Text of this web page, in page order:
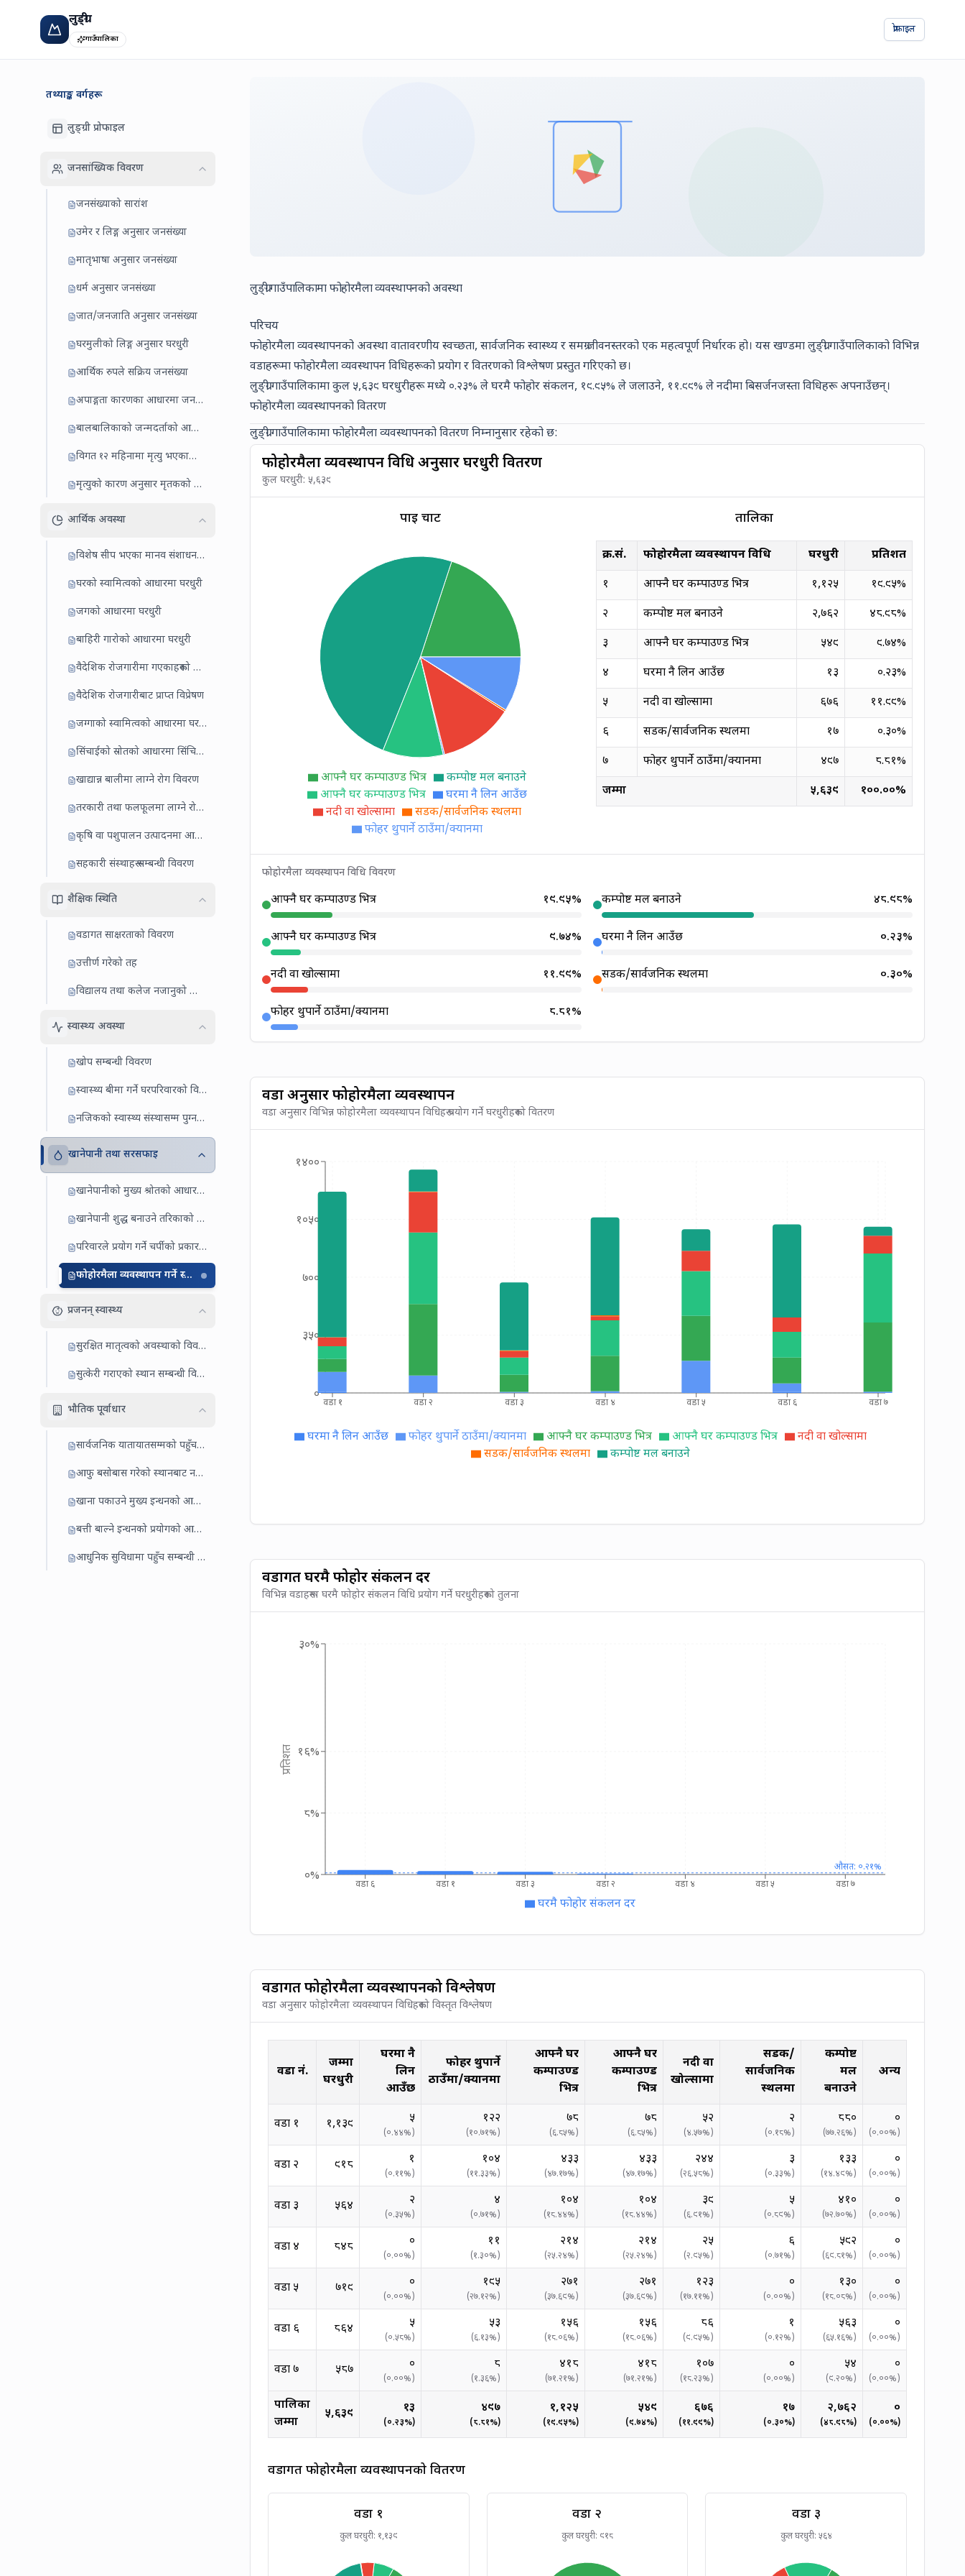
लुङ्ग्री
गाउँपालिका
प्रोफाइल
तथ्याङ्क वर्गहरू
लुङ्ग्री प्रोफाइल
जनसांख्यिक विवरण
जनसंख्याको सारांश
उमेर र लिङ्ग अनुसार जनसंख्या
मातृभाषा अनुसार जनसंख्या
धर्म अनुसार जनसंख्या
जात/जनजाति अनुसार जनसंख्या
घरमुलीको लिङ्ग अनुसार घरधुरी
आर्थिक रुपले सक्रिय जनसंख्या
अपाङ्गता कारणका आधारमा जनसंख्या
बालबालिकाको जन्मदर्ताको आधारमा जनसंख्या
विगत १२ महिनामा मृत्यु भएकाको विवरण
मृत्युको कारण अनुसार मृतकको संख्या
आर्थिक अवस्था
विशेष सीप भएका मानव संशाधनको विवरण
घरको स्वामित्वको आधारमा घरधुरी
जगको आधारमा घरधुरी
बाहिरी गारोको आधारमा घरधुरी
वैदेशिक रोजगारीमा गएकाहरूको विवरण
वैदेशिक रोजगारीबाट प्राप्त विप्रेषण
जग्गाको स्वामित्वको आधारमा घरधुरी
सिंचाईको स्रोतको आधारमा सिंचित जमिन
खाद्यान्न बालीमा लाग्ने रोग विवरण
तरकारी तथा फलफूलमा लाग्ने रोग/किरा
कृषि वा पशुपालन उत्पादनमा आबद्ध घरधुरी
सहकारी संस्थाहरू सम्बन्धी विवरण
शैक्षिक स्थिति
वडागत साक्षरताको विवरण
उत्तीर्ण गरेको तह
विद्यालय तथा कलेज नजानुको कारण
स्वास्थ्य अवस्था
खोप सम्बन्धी विवरण
स्वास्थ्य बीमा गर्ने घरपरिवारको विवरण
नजिकको स्वास्थ्य संस्थासम्म पुग्न लाग्ने समय
खानेपानी तथा सरसफाइ
खानेपानीको मुख्य श्रोतको आधारमा घरधुरी
खानेपानी शुद्ध बनाउने तरिकाको आधारमा घरधुरी
परिवारले प्रयोग गर्ने चर्पीको प्रकारका आधारमा घरधुरी
फोहोरमैला व्यवस्थापन गर्ने स्थानको आधारमा घरधुरी
प्रजनन् स्वास्थ्य
सुरक्षित मातृत्वको अवस्थाको विवरण
सुत्केरी गराएको स्थान सम्बन्धी विवरण
भौतिक पूर्वाधार
सार्वजनिक यातायातसम्मको पहुँचको अवस्था
आफु बसोबास गरेको स्थानबाट नजिकका बजार केन्द्रसम्म लाग्ने अनुमानित समय
खाना पकाउने मुख्य इन्धनको आधारमा घरधुरी
बत्ती बाल्ने इन्धनको प्रयोगको आधारमा
आधुनिक सुविधामा पहुँच सम्बन्धी विवरण
लुङ्ग्री गाउँपालिकामा फोहोरमैला व्यवस्थापनको अवस्था
परिचय
फोहोरमैला व्यवस्थापनको अवस्था वातावरणीय स्वच्छता, सार्वजनिक स्वास्थ्य र समग्र जीवनस्तरको एक महत्वपूर्ण निर्धारक हो। यस खण्डमा लुङ्ग्री गाउँपालिकाको विभिन्न
वडाहरूमा फोहोरमैला व्यवस्थापन विधिहरूको प्रयोग र वितरणको विश्लेषण प्रस्तुत गरिएको छ।
लुङ्ग्री गाउँपालिकामा कुल ५,६३९ घरधुरीहरू मध्ये ०.२३% ले घरमै फोहोर संकलन, १९.९५% ले जलाउने, ११.९९% ले नदीमा बिसर्जनजस्ता विधिहरू अपनाउँछन्।
फोहोरमैला व्यवस्थापनको वितरण
लुङ्ग्री गाउँपालिकामा फोहोरमैला व्यवस्थापनको वितरण निम्नानुसार रहेको छ:
फोहोरमैला व्यवस्थापन विधि अनुसार घरधुरी वितरण
कुल घरधुरी: ५,६३९
पाई चार्ट
आफ्नै घर कम्पाउण्ड भित्र
कम्पोष्ट मल बनाउने
आफ्नै घर कम्पाउण्ड भित्र
घरमा नै लिन आउँछ
नदी वा खोल्सामा
सडक/सार्वजनिक स्थलमा
फोहर थुपार्ने ठाउँमा/क्यानमा
तालिका
क्र.सं. फोहोरमैला व्यवस्थापन विधि घरधुरी
प्रतिशत
१
आफ्नै घर कम्पाउण्ड भित्र १,१२५ १९.९५%
२
कम्पोष्ट मल बनाउने २,७६२ ४८.९८%
३
आफ्नै घर कम्पाउण्ड भित्र ५४९ ९.७४%
४
घरमा नै लिन आउँछ १३ ०.२३%
५
नदी वा खोल्सामा ६७६ ११.९९%
६
सडक/सार्वजनिक स्थलमा १७ ०.३०%
७
फोहर थुपार्ने ठाउँमा/क्यानमा ४९७ ८.८१%
जम्मा
५,६३९ १००.००%
फोहोरमैला व्यवस्थापन विधि विवरण
आफ्नै घर कम्पाउण्ड भित्र १९.९५% कम्पोष्ट मल बनाउने ४८.९८%
आफ्नै घर कम्पाउण्ड भित्र ९.७४% घरमा नै लिन आउँछ ०.२३%
नदी वा खोल्सामा ११.९९% सडक/सार्वजनिक स्थलमा ०.३०%
फोहर थुपार्ने ठाउँमा/क्यानमा ८.८१%
वडा अनुसार फोहोरमैला व्यवस्थापन
वडा अनुसार विभिन्न फोहोरमैला व्यवस्थापन विधिहरू प्रयोग गर्ने घरधुरीहरूको वितरण
वडा १ वडा २ वडा ३ वडा ४ वडा ५ वडा ६ वडा ७
०
३५०
७००
१०५०
१४००
घरमा नै लिन आउँछ फोहर थुपार्ने ठाउँमा/क्यानमा आफ्नै घर कम्पाउण्ड भित्र आफ्नै घर कम्पाउण्ड भित्र
नदी वा खोल्सामा
सडक/सार्वजनिक स्थलमा
कम्पोष्ट मल बनाउने
वडागत घरमै फोहोर संकलन दर
विभिन्न वडाहरूमा घरमै फोहोर संकलन विधि प्रयोग गर्ने घरधुरीहरूको तुलना
वडा ६ वडा १ वडा ३ वडा २ वडा ४ वडा ५ वडा ७
०%
८%
१६%
३०%
प्रतिशत
औसत: ०.२१%
घरमै फोहोर संकलन दर
वडागत फोहोरमैला व्यवस्थापनको विश्लेषण
वडा अनुसार फोहोरमैला व्यवस्थापन विधिहरूको विस्तृत विश्लेषण
वडा नं.
जम्मा
घरधुरी
घरमा नै
लिन
आउँछ
फोहर थुपार्ने
ठाउँमा/क्यानमा
आफ्नै घर
कम्पाउण्ड
भित्र
आफ्नै घर
कम्पाउण्ड
भित्र
नदी वा
खोल्सामा
सडक/
सार्वजनिक
स्थलमा
कम्पोष्ट
मल
बनाउने
अन्य
वडा १ १,१३९ ५
(०.४४%)
१२२
(१०.७१%)
७८
(६.८५%)
७८
(६.८५%)
५२
(४.५७%)
२
(०.१८%)
८८०
(७७.२६%)
०
(०.००%)
वडा २ ९१८ १
(०.११%)
१०४
(११.३३%)
४३३
(४७.१७%)
४३३
(४७.१७%)
२४४
(२६.५८%)
३
(०.३३%)
१३३
(१४.४९%)
०
(०.००%)
वडा ३ ५६४ २
(०.३५%)
४
(०.७१%)
१०४
(१८.४४%)
१०४
(१८.४४%)
३९
(६.९१%)
५
(०.८९%)
४१०
(७२.७०%)
०
(०.००%)
वडा ४ ८४८ ०
(०.००%)
११
(१.३०%)
२१४
(२५.२४%)
२१४
(२५.२४%)
२५
(२.९५%)
६
(०.७१%)
५९२
(६९.८१%)
०
(०.००%)
वडा ५ ७१९ ०
(०.००%)
१९५
(२७.१२%)
२७१
(३७.६९%)
२७१
(३७.६९%)
१२३
(१७.११%)
०
(०.००%)
१३०
(१८.०८%)
०
(०.००%)
वडा ६ ८६४ ५
(०.५८%)
५३
(६.१३%)
१५६
(१८.०६%)
१५६
(१८.०६%)
८६
(९.९५%)
१
(०.१२%)
५६३
(६५.१६%)
०
(०.००%)
वडा७ ५८७ ०
(०.००%)
८
(१.३६%)
४१८
(७१.२१%)
४१८
(७१.२१%)
१०७
(१८.२३%)
०
(०.००%)
५४
(९.२०%)
०
(०.००%)
पालिका
जम्मा
५,६३९ १३
(०.२३%)
४९७
(८.८१%)
१,१२५
(१९.९५%)
५४९
(९.७४%)
६७६
(११.९९%)
१७
(०.३०%)
२,७६२
(४८.९८%)
०
(०.००%)
वडागत फोहोरमैला व्यवस्थापनको वितरण
वडा १
कुल घरधुरी: १,१३९
वडा २
कुल घरधुरी: ९१८
वडा ३
कुल घरधुरी: ५६४